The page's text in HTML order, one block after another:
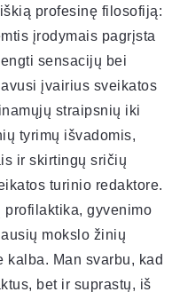
profesinę filosofiją:
įrodymais pagrįsta
sensacijų bei
įvairius sveikatos
straipsnių iki
tyrimų išvadomis,
ir skirtingų sričių
turinio redaktore.
profilaktika, gyvenimo
mokslo žinių
kalba. Man svarbu, kad
bet ir suprastų, iš